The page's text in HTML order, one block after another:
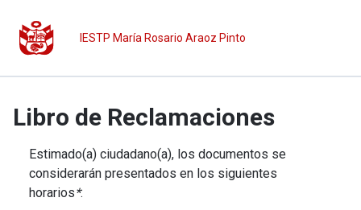
IESTP María Rosario Araoz Pinto
Libro de Reclamaciones
Estimado(a) ciudadano(a), los documentos se
considerarán presentados en los siguientes
horarios*: